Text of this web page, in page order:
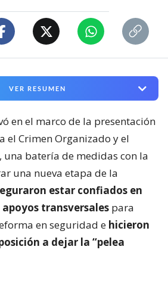
VER RESUMEN
en el marco de la presentación
el Crimen Organizado y el
una batería de medidas con la
una nueva etapa de la
estar confiados en
transversales para
en seguridad e hicieron
a dejar la “pelea